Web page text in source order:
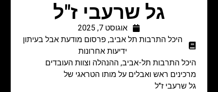
גל שרעבי ז"ל
אוגוסט 7, 2025
היכל התרבות תל אביב, פרסום מודעת אבל בעיתון
ידיעות אחרונות
היכל התרבות תל-אביב, ההנהלה וצוות העובדים
מרכינים ראש ואבלים על מותו הטראגי של
גל שרעבי ז"ל